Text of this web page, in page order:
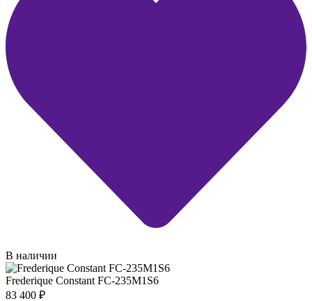
В наличии
Frederique Constant FC-235M1S6
83 400 ₽